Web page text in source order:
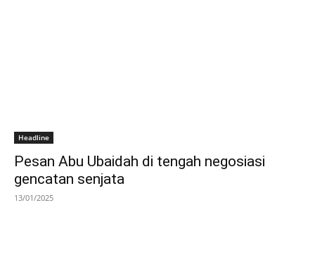
Headline
Pesan Abu Ubaidah di tengah negosiasi
gencatan senjata
13/01/2025